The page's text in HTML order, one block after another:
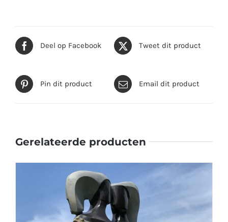
Deel op Facebook Tweet dit product
Pin dit product Email dit product
Gerelateerde producten